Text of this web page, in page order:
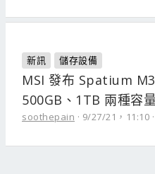
新訊 儲存設備
MSI 發布 Spatium
500GB、1TB 兩種容量
soothepain 9/27/21，11:10